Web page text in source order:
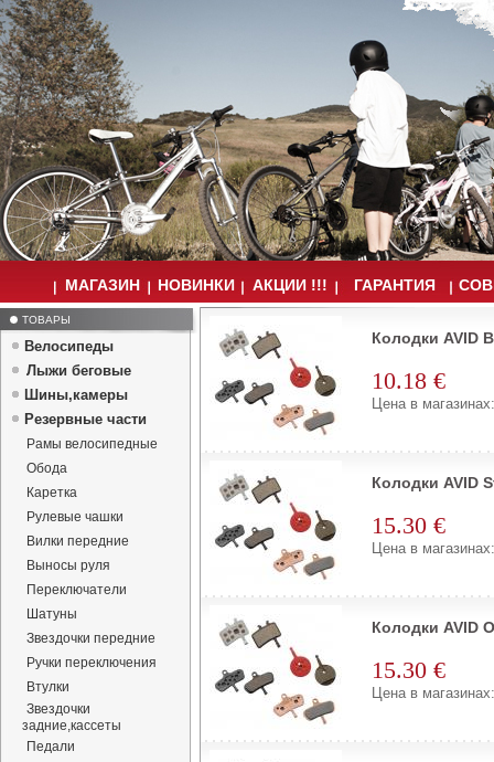
МАГАЗИН НОВИНКИ АКЦИИ !!! ГАРАНТИЯ
ТОВАРЫ
Велосипеды
Лыжи беговые
Шины,камеры
Резервные части
Рамы велосипедные
Обода
Каретка
Рулевые чашки
Вилки передние
Выносы руля
Переключатели
Шатуны
Звездочки передние
Ручки переключения
Втулки
Звездочки
задние,кассеты
Педали
Колодки AVID
10.18 €
Цена в
Колодки AVID
15.30 €
Цена в
Колодки AVID
15.30 €
Цена в